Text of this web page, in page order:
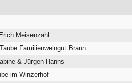
Meisenzahl
Familienweingut Braun
& Jürgen Hanns
im Winzerhof